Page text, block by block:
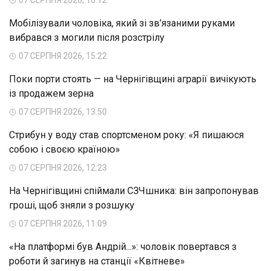
Мобілізували чоловіка, який зі зв’язаними руками
вибрався з могили після розстрілу
07 СЕРПНЯ 2026, 15:22
Поки порти стоять — на Чернігівщині аграрії вичікують
із продажем зерна
07 СЕРПНЯ 2026, 13:50
Стрибун у воду став спортсменом року: «Я пишаюся
собою і своєю країною»
07 СЕРПНЯ 2026, 12:23
На Чернігівщині спіймали СЗЧшника: він запропонував
гроші, щоб зняли з розшуку
07 СЕРПНЯ 2026, 11:09
«На платформі був Андрій...»: чоловік повертався з
роботи й загинув на станції «Квітневе»